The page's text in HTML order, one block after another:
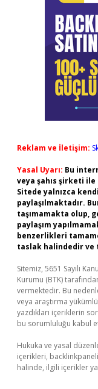
Reklam ve İletişim:
Yasal Uyarı: Bu
veya şahıs şirketi
Sitede yalnızca
paylaşılmaktadır.
taşımamakta olup,
paylaşım
benzerlikleri
taslak halindedir ve
Sitemiz, 5651 Sayılı
Kurumu (BTK)
vermektedir. Bu
veya araştırma
yazdıkları içeriklerin
bu sorumluluğu kabul
Hukuka ve yasal
içerikleri,
halinde, ilgili içerikler